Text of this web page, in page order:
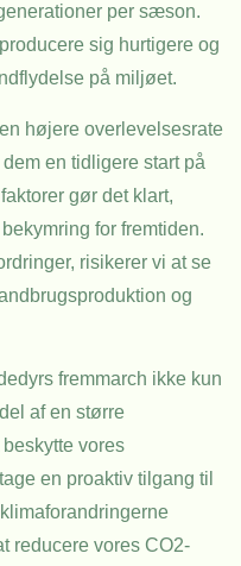
per sæson.
sig hurtigere og
på miljøet.
højere overlevelsesrate
en tidligere start på
gør det klart,
for fremtiden.
risikerer vi at se
og
fremmarch ikke kun
af en større
vores
en proaktiv tilgang til
reducere vores CO2-